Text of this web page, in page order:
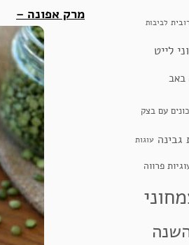
מרק אפונה –
לביבות
לייט
באב
עם בצק
גבינה עוגות
פרווה